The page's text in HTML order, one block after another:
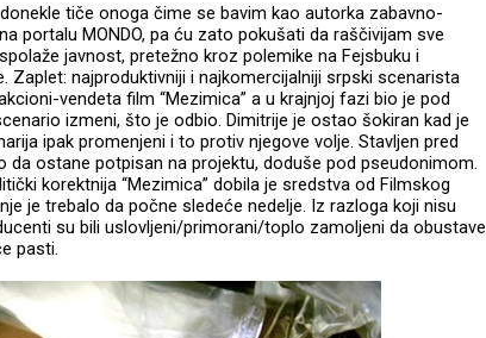
tiče onoga čime se bavim kao autorka zabavno-
na portalu MONDO, pa ću zato pokušati da raščivijam sve
javnost, pretežno kroz polemike na Fejsbuku i
Zaplet: najproduktivniji i najkomercijalniji srpski scenarista
vendeta film “Mezimica” a u krajnjoj fazi bio je pod
izmeni, što je odbio. Dimitrije je ostao šokiran kad je
ipak promenjeni i to protiv njegove volje. Stavljen pred
da ostane potpisan na projektu, doduše pod pseudonimom.
korektnija “Mezimica” dobila je sredstva od Filmskog
je trebalo da počne sledeće nedelje. Iz razloga koji nisu
su bili uslovljeni/primorani/toplo zamoljeni da obustave
pasti.